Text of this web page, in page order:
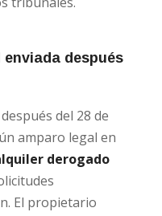
después
del 28 de
amparo legal en
derogado
El propietario